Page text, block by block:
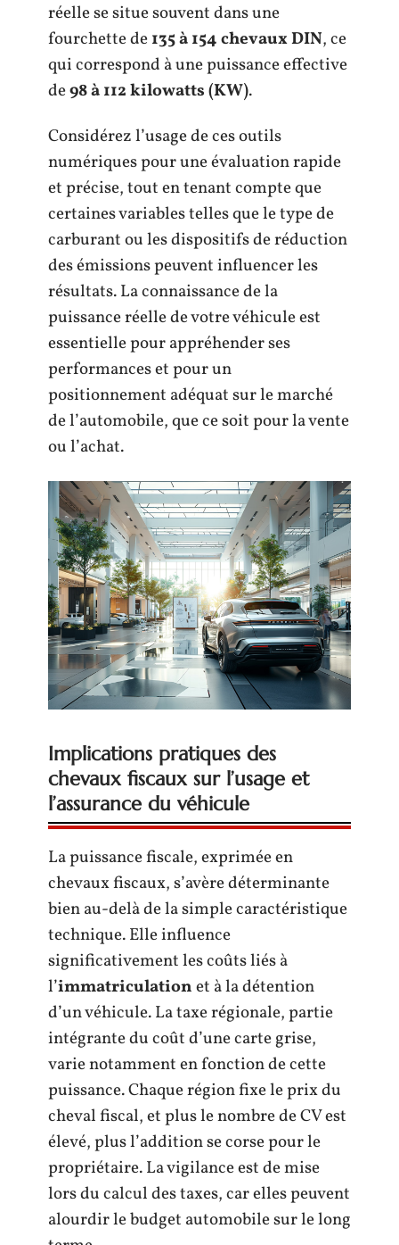
réelle se situe souvent dans une
fourchette de135 à 154 chevaux DIN, ce
qui correspond à une puissance effective
de98 à 112 kilowatts (KW).
Considérez l’usage de ces outils
numériques pour une évaluation rapide
et précise, tout en tenant compte que
certaines variables telles que le type de
carburant ou les dispositifs de réduction
des émissions peuvent influencer les
résultats. La connaissance de la
puissance réelle de votre véhicule est
essentielle pour appréhender ses
performances et pour un
positionnement adéquat sur le marché
de l’automobile, que ce soit pour la vente
ou l’achat.
Implications pratiques des
chevaux fiscaux sur l’usage et
l’assurance du véhicule
La puissance fiscale, exprimée en
chevaux fiscaux, s’avère déterminante
bien au-delà de la simple caractéristique
technique. Elle influence
significativement les coûts liés à
l’immatriculationet à la détention
d’un véhicule. La taxe régionale, partie
intégrante du coût d’une carte grise,
varie notamment en fonction de cette
puissance. Chaque région fixe le prix du
cheval fiscal, et plus le nombre de CV est
élevé, plus l’addition se corse pour le
propriétaire. La vigilance est de mise
lors du calcul des taxes, car elles peuvent
alourdir le budget automobile sur le long